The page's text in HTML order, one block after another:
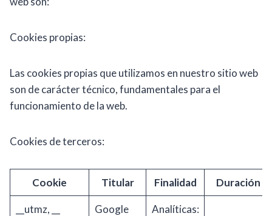
Cookies propias:
Las cookies propias que utilizamos en nuestro sitio web
son de carácter técnico, fundamentales para el
funcionamiento de la web.
Cookies de terceros:
Cookie Titular Finalidad Duración
__utmz, __
Google
Analíticas: